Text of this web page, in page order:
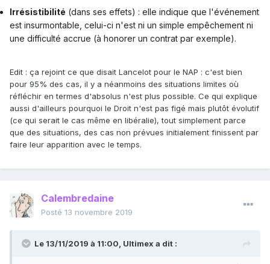
Irrésistibilité (dans ses effets) : elle indique que l'événement
est insurmontable, celui-ci n'est ni un simple empêchement ni
une difficulté accrue (à honorer un contrat par exemple).
Edit : ça rejoint ce que disait Lancelot pour le NAP : c'est bien
pour 95% des cas, il y a néanmoins des situations limites où
réfléchir en termes d'absolus n'est plus possible. Ce qui explique
aussi d'ailleurs pourquoi le Droit n'est pas figé mais plutôt évolutif
(ce qui serait le cas même en libéralie), tout simplement parce
que des situations, des cas non prévues initialement finissent par
faire leur apparition avec le temps.
Calembredaine
Posté 13 novembre 2019
Le 13/11/2019 à 11:00, Ultimex a dit :